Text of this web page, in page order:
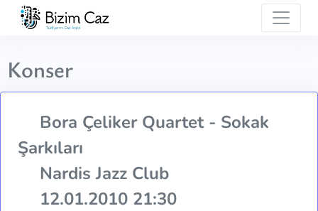
Konser
Bora Çeliker Quartet - Sokak
Şarkıları
Nardis Jazz Club
12.01.2010 21:30